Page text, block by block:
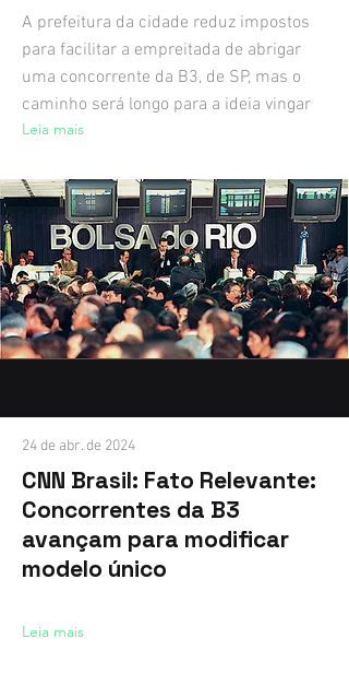
A prefeitura da cidade reduz impostos
para facilitar a empreitada de abrigar
uma concorrente da B3, de SP, mas o
caminho será longo para a ideia vingar
Leia mais
24 de abr. de 2024
CNN Brasil: Fato Relevante:
Concorrentes da B3
avançam para modificar
modelo único
Leia mais